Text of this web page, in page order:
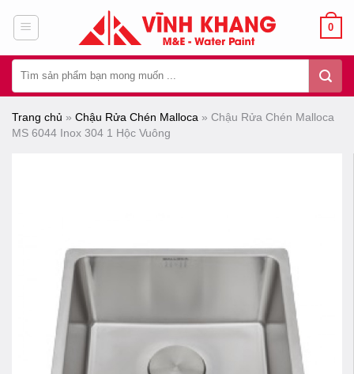
dung
0
kiếm:
Trang chủ » Chậu Rửa Chén Malloca » Chậu Rửa Chén Malloca
MS 6044 Inox 304 1 Hộc Vuông